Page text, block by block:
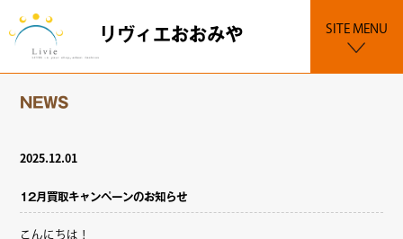
リヴィエおおみや SITE MENU
NEWS
2025.12.01
12月買取キャンペーンのお知らせ
こんにちは！